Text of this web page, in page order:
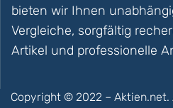
bieten wir Ihnen
Vergleiche, sorgfältig
Artikel und professionelle
Copyright © 2022 – Aktien.net.